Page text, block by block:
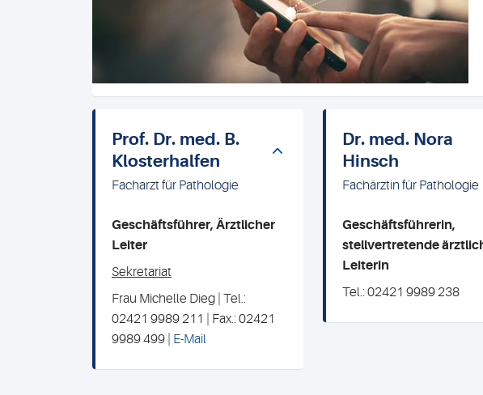
Prof. Dr. med. B.
Klosterhalfen
Facharzt für Pathologie
Geschäftsführer, Ärztlicher
Leiter
Sekretariat
Frau Michelle Dieg | Tel.:
02421 9989 211 | Fax.: 02421
9989 499 | E-Mail
Dr. med. Nora
Hinsch
Fachärztin für Pathologie
Geschäftsführerin,
stellvertretende
Leiterin
Tel.: 02421 9989 238